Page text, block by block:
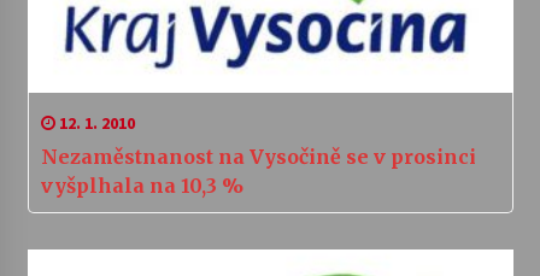
12. 1. 2010
Nezaměstnanost na Vysočině se v prosinci
vyšplhala na 10,3 %